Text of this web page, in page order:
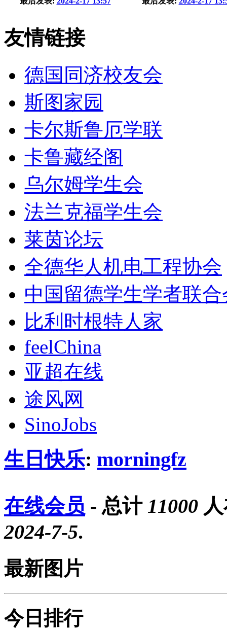
友情链接
德国同济校友会
斯图家园
卡尔斯鲁厄学联
卡鲁藏经阁
乌尔姆学生会
法兰克福学生会
莱茵论坛
全德华人机电工程协会
中国留德学生学者联合
比利时根特人家
feelChina
亚超在线
途风网
SinoJobs
生日快乐: morningfz
在线会员 - 总计 11000
2024-7-5.
最新图片
今日排行